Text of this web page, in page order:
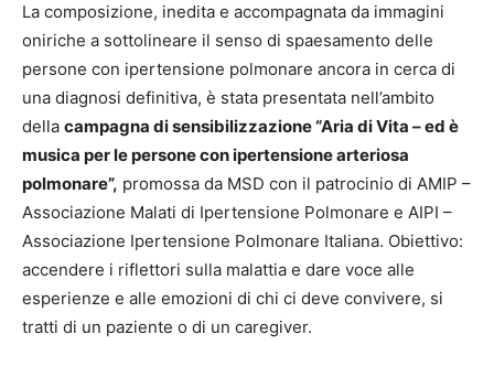
La composizione, inedita e accompagnata da immagini
oniriche a sottolineare il senso di spaesamento delle
persone con ipertensione polmonare ancora in cerca di
una diagnosi definitiva, è stata presentata nell’ambito
della campagna di sensibilizzazione “Aria di Vita – ed è
musica per le persone con ipertensione arteriosa
polmonare”, promossa da MSD con il patrocinio di AMIP –
Associazione Malati di Ipertensione Polmonare e AIPI –
Associazione Ipertensione Polmonare Italiana. Obiettivo:
accendere i riflettori sulla malattia e dare voce alle
esperienze e alle emozioni di chi ci deve convivere, si
tratti di un paziente o di un caregiver.